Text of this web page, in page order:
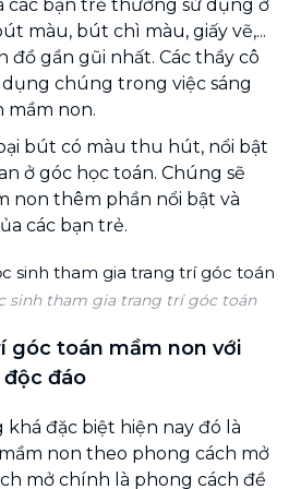
các bạn trẻ thường sử dụng ở
màu, bút chì màu, giấy vẽ,...
đồ gần gũi nhất. Các thầy cô
chúng trong việc sáng
mầm non.
bút có màu thu hút, nổi bật
ở góc học toán. Chúng sẽ
non thêm phần nổi bật và
các bạn trẻ.
sinh tham gia trang trí góc toán
góc toán mầm non với
đáo
đặc biệt hiện nay đó là
non theo phong cách mở
mở chính là phong cách đề